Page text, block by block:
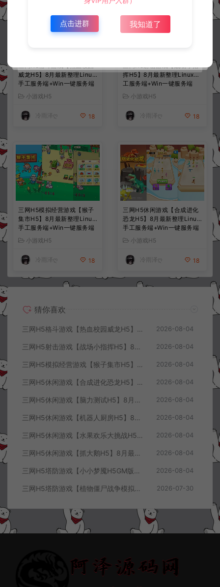
三网H5格斗游戏【热血校园
威龙H5】8月最新整理Linux
手工服务端+Win一键服务端
+解压即玩+简易安卓客户端
+详细搭建教程
小游戏H5
冷雨泽ღ 18
三网H5射击游戏【战场小指
挥H5】8月最新整理Linux手
工服务端+Win一键服务端
+解压即玩+简易安卓客户端
+详细搭建教程
小游戏H5
冷雨泽ღ 18
三网H5模拟经营游戏【猴子
集市H5】8月最新整理Linux
手工服务端+Win一键服务端
+解压即玩+简易安卓客户端
+详细搭建教程
小游戏H5
冷雨泽ღ 18
三网H5休闲游戏【合成进化
恐龙H5】8月最新整理Linux
手工服务端+Win一键服务端
+解压即玩+简易安卓客户端
+详细搭建教程
小游戏H5
冷雨泽ღ 18
猜你喜欢
三网H5格斗游戏【热血校园威龙H5】8月最新整理Linux手工服务端+Win一键服务端+解压即玩+简易安卓客户端+详细搭建教程 2026-08-04
三网H5射击游戏【战场小指挥H5】8月最新整理Linux手工服务端+Win一键服务端+解压即玩+简易安卓客户端+详细搭建教程 2026-08-04
三网H5模拟经营游戏【猴子集市H5】8月最新整理Linux手工服务端+Win一键服务端+解压即玩+简易安卓客户端+详细搭建教程 2026-08-04
三网H5休闲游戏【合成进化恐龙H5】8月最新整理Linux手工服务端+Win一键服务端+解压即玩+简易安卓客户端+详细搭建教程 2026-08-04
三网H5休闲游戏【脑力测试H5】8月最新整理Linux手工服务端+Win一键服务端+解压即玩+简易安卓客户端+详细搭建教程 2026-08-04
三网H5休闲游戏【机器人厨房H5】8月最新整理Linux手工服务端+Win一键服务端+解压即玩+简易安卓客户端+详细搭建教程 2026-08-04
三网H5休闲游戏【水果欢乐大挑战H5】8月最新整理Linux手工服务端+Win一键服务端+解压即玩+简易安卓客户端+详细搭建教程 2026-08-04
三网H5休闲游戏【抓大鹅H5】8月最新整理Linux手工服务端+Win一键服务端+解压即玩+简易安卓客户端+详细搭建教程 2026-08-04
三网H5塔防游戏【小小梦魇H5GM版】7月最新整理Linux手工服务端+Win一键服务端+解压即玩+简易安卓客户端+详细搭建教程 2026-08-04
三网H5塔防游戏【植物僵尸战争模拟器H5】7月最新整理Linux手工服务端+Win一键服务端+解压即玩+简易安卓客户端+详细搭建教程 2026-07-30
点击进群 我知道了